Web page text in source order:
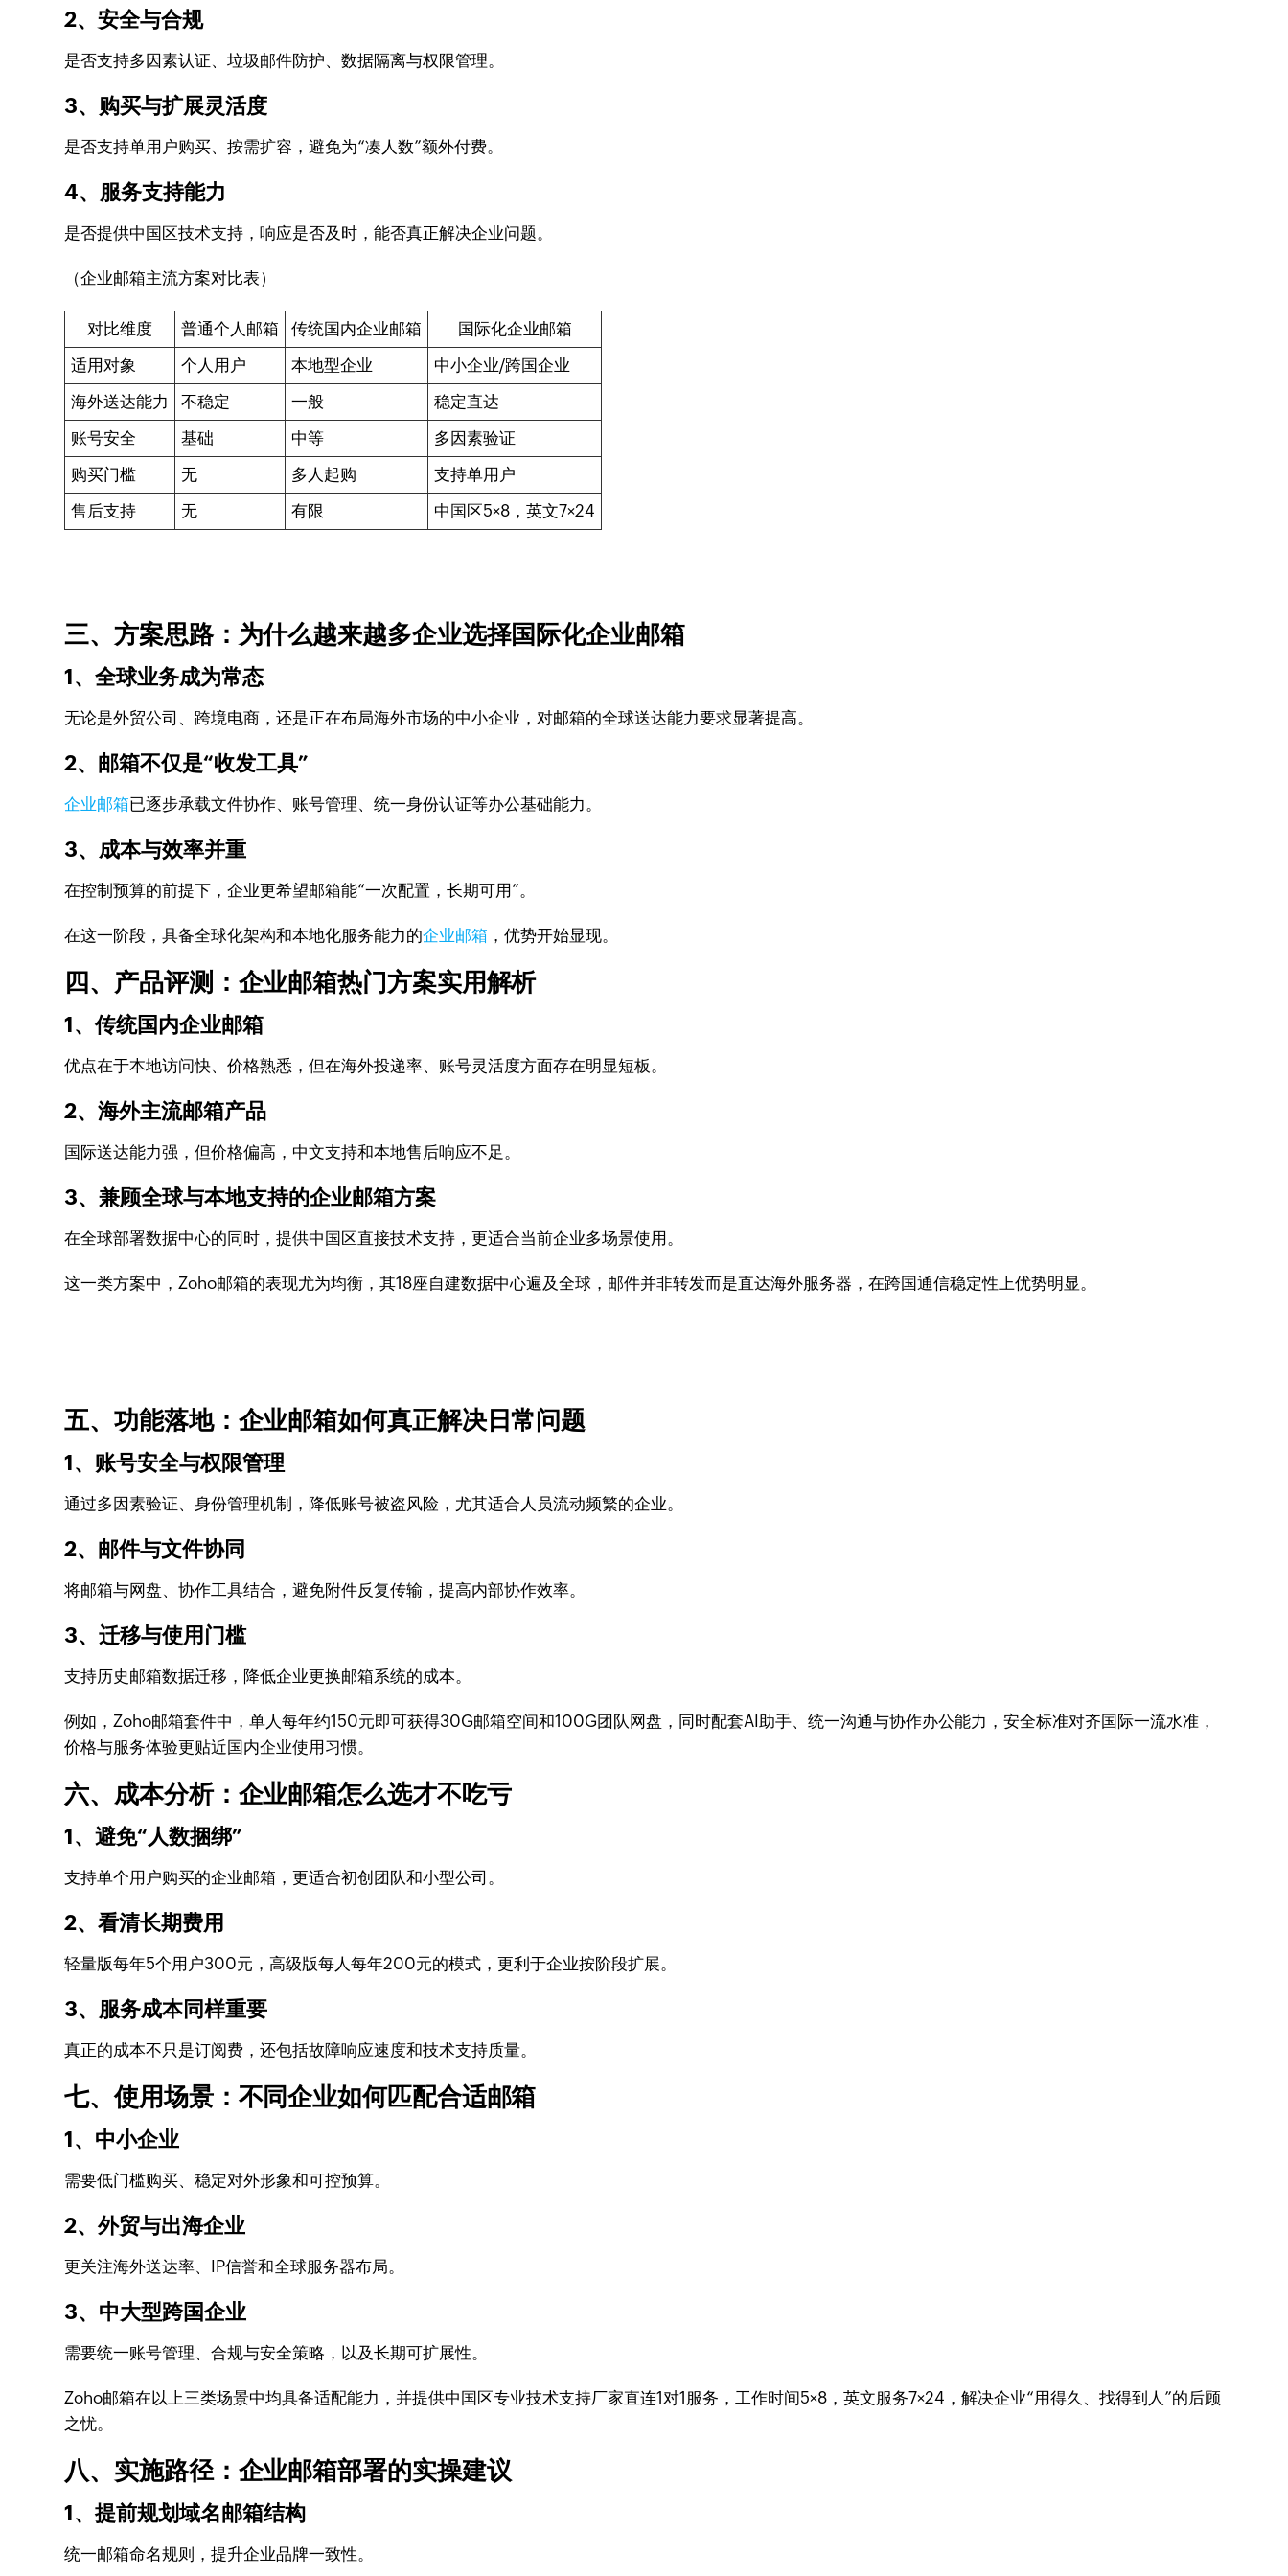
2、安全与合规
是否支持多因素认证、垃圾邮件防护、数据隔离与权限管理。
3、购买与扩展灵活度
是否支持单用户购买、按需扩容，避免为“凑人数”额外付费。
4、服务支持能力
是否提供中国区技术支持，响应是否及时，能否真正解决企业问题。
（企业邮箱主流方案对比表）
对比维度 普通个人邮箱 传统国内企业邮箱
国际化企业邮箱
适用对象
个人用户 本地型企业
中小企业/跨国企业
海外送达能力
不稳定 一般
稳定直达
账号安全
基础 中等
多因素验证
购买门槛
无 多人起购
支持单用户
售后支持
无 有限 中国区5×8，英文7×24
三、方案思路：为什么越来越多企业选择国际化企业邮箱
1、全球业务成为常态
无论是外贸公司、跨境电商，还是正在布局海外市场的中小企业，对邮箱的全球送达能力要求显著提高。
2、邮箱不仅是“收发工具”
企业邮箱已逐步承载文件协作、账号管理、统一身份认证等办公基础能力。
3、成本与效率并重
在控制预算的前提下，企业更希望邮箱能“一次配置，长期可用”。
在这一阶段，具备全球化架构和本地化服务能力的企业邮箱 ，优势开始显现。
四、产品评测：企业邮箱热门方案实用解析
1、传统国内企业邮箱
优点在于本地访问快、价格熟悉，但在海外投递率、账号灵活度方面存在明显短板。
2、海外主流邮箱产品
国际送达能力强，但价格偏高，中文支持和本地售后响应不足。
3、兼顾全球与本地支持的企业邮箱方案
在全球部署数据中心的同时，提供中国区直接技术支持，更适合当前企业多场景使用。
这一类方案中，Zoho邮箱的表现尤为均衡，其18座自建数据中心遍及全球，邮件并非转发而是直达海外服务器，在跨国通信稳定性上优势明显。
五、功能落地：企业邮箱如何真正解决日常问题
1、账号安全与权限管理
通过多因素验证、身份管理机制，降低账号被盗风险，尤其适合人员流动频繁的企业。
2、邮件与文件协同
将邮箱与网盘、协作工具结合，避免附件反复传输，提高内部协作效率。
3、迁移与使用门槛
支持历史邮箱数据迁移，降低企业更换邮箱系统的成本。
例如，Zoho邮箱套件中，单人每年约150元即可获得30G邮箱空间和100G团队网盘，同时配套AI助手、统一沟通与协作办公能力，安全标准对齐国际一流水准，
价格与服务体验更贴近国内企业使用习惯。
六、成本分析：企业邮箱怎么选才不吃亏
1、避免“人数捆绑”
支持单个用户购买的企业邮箱，更适合初创团队和小型公司。
2、看清长期费用
轻量版每年5个用户300元，高级版每人每年200元的模式，更利于企业按阶段扩展。
3、服务成本同样重要
真正的成本不只是订阅费，还包括故障响应速度和技术支持质量。
七、使用场景：不同企业如何匹配合适邮箱
1、中小企业
需要低门槛购买、稳定对外形象和可控预算。
2、外贸与出海企业
更关注海外送达率、IP信誉和全球服务器布局。
3、中大型跨国企业
需要统一账号管理、合规与安全策略，以及长期可扩展性。
Zoho邮箱在以上三类场景中均具备适配能力，并提供中国区专业技术支持厂家直连1对1服务，工作时间5×8，英文服务7×24，解决企业“用得久、找得到人”的后顾
之忧。
八、实施路径：企业邮箱部署的实操建议
1、提前规划域名邮箱结构
统一邮箱命名规则，提升企业品牌一致性。